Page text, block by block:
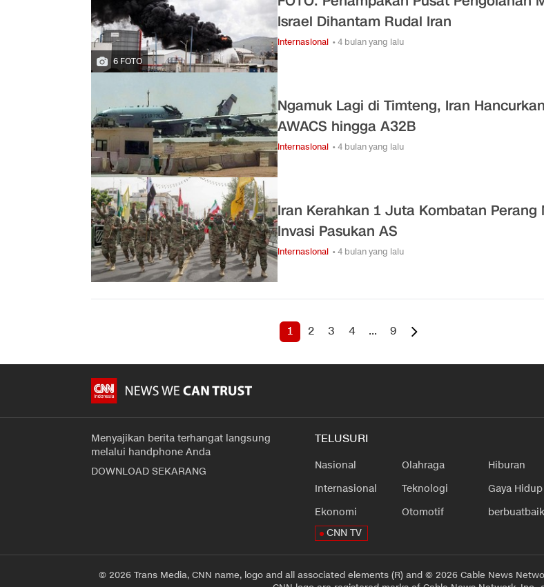
6 FOTO
Israel Dihantam Rudal Iran
Internasional • 4 bulan yang lalu
Ngamuk Lagi di Timteng, Iran
AWACS hingga A32B
Internasional • 4 bulan yang lalu
Iran Kerahkan 1 Juta Kombatan Perang
Invasi Pasukan AS
Internasional • 4 bulan yang lalu
1 2 3 4 ... 9
Menyajikan berita terhangat langsung
melalui handphone Anda
DOWNLOAD SEKARANG
TELUSURI
Nasional
Internasional
Ekonomi
Olahraga
Teknologi
Otomotif
Hiburan
Gaya Hidup
CNN TV
© 2026 Trans Media, CNN name, logo and all associated elements (R) and © 2026 Cable News